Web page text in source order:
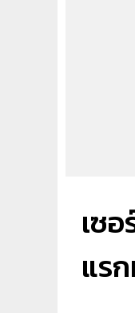
เซ
แร